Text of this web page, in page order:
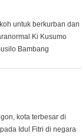
untuk berkurban dan
Ki Kusumo
Bambang
kota terbesar di
Idul Fitri di negara